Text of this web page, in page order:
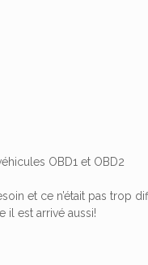
OBD1 et OBD2
et ce n’était pas trop
il est arrivé aussi!